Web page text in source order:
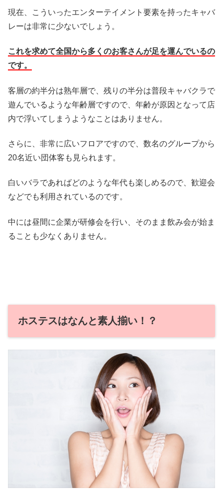
現在、こういったエンターテイメント要素を持ったキャバ
レーは非常に少ないでしょう。
これを求めて全国から多くのお客さんが足を運んでいるの
です。
客層の約半分は熟年層で、残りの半分は普段キャバクラで
遊んでいるような年齢層ですので、年齢が原因となって店
内で浮いてしまうようなことはありません。
さらに、非常に広いフロアですので、数名のグループから
20名近い団体客も見られます。
白いバラであればどのような年代も楽しめるので、歓迎会
などでも利用されているのです。
中には昼間に企業が研修会を行い、そのまま飲み会が始ま
ることも少なくありません。
ホステスはなんと素人揃い！？